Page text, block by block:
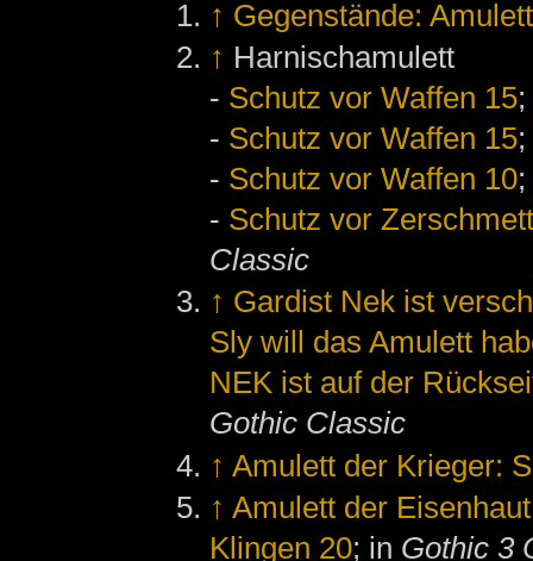
↑ Gegenstände:
↑ Harnischamulett
- Schutz vor Waffen 15
- Schutz vor Waffen 15
- Schutz vor Waffen 10
- Schutz vor
Classic
↑ Gardist Nek ist
Sly will das Amulett
NEK ist auf der
Gothic Classic
↑ Amulett der Krieger:
↑ Amulett der
Klingen 20; in Gothic 3